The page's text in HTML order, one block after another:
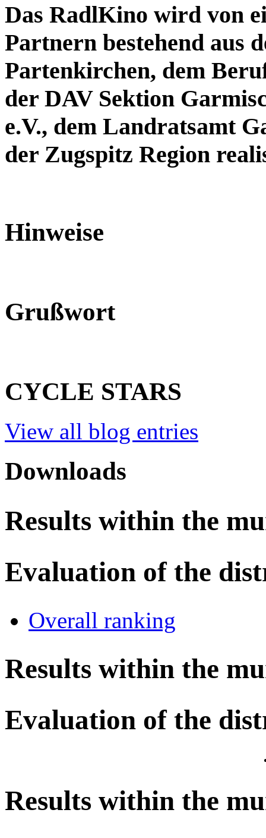
Das RadlKino wird von
Partnern bestehend aus
Partenkirchen, dem
der DAV Sektion
e.V., dem Landratsamt
der Zugspitz Region
Hinweise
Grußwort
CYCLE STARS
View all blog entries
Downloads
Results within the
Evaluation of the
Overall ranking
Results within the
Evaluation of the
Results within the